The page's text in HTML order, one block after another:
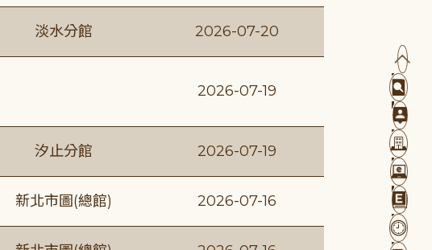
淡水分館 2026-07-20
2026-07-19
汐止分館 2026-07-19
新北市圖(總館) 2026-07-16